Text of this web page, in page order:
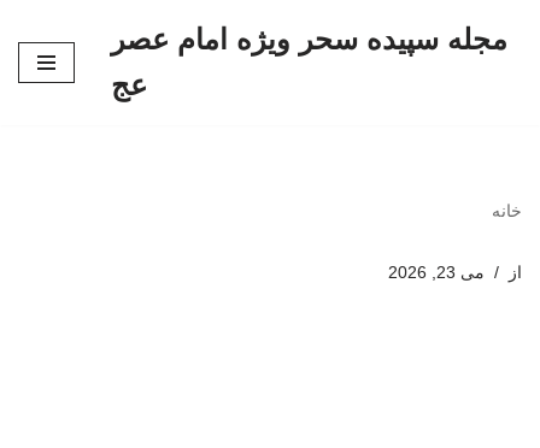
مجله سپیده سحر ویژه امام عصر
عج
خانه
از می 23, 2026